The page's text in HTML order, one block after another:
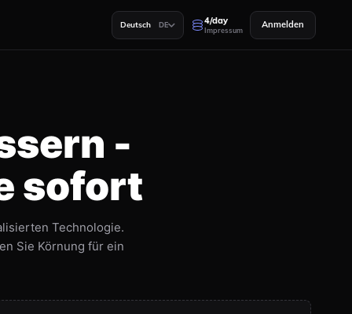
Deutsch DE 4/day
Impressum Anmelden
-
sofort
Technologie.
Sie Körnung für ein